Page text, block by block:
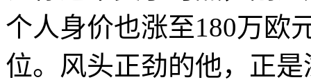
个人身价也涨至180万欧
位。风头正劲的他，正